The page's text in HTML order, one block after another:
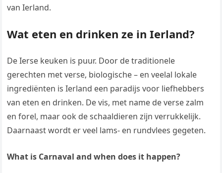
van Ierland.
Wat eten en drinken ze in Ierland?
De Ierse keuken is puur. Door de traditionele
gerechten met verse, biologische – en veelal lokale
ingrediënten is Ierland een paradijs voor liefhebbers
van eten en drinken. De vis, met name de verse zalm
en forel, maar ook de schaaldieren zijn verrukkelijk.
Daarnaast wordt er veel lams- en rundvlees gegeten.
What is Carnaval and when does it happen?